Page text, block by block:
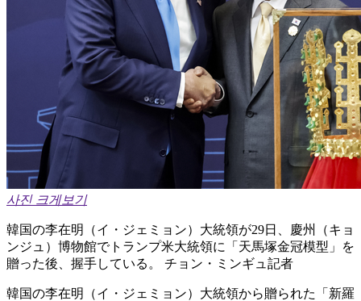
사진 크게보기
韓国の李在明（イ・ジェミョン）大統領が29日、慶州（キョ
ンジュ）博物館でトランプ米大統領に「天馬塚金冠模型」を
贈った後、握手している。 チョン・ミンギュ記者
韓国の李在明（イ・ジェミョン）大統領から贈られた「新羅